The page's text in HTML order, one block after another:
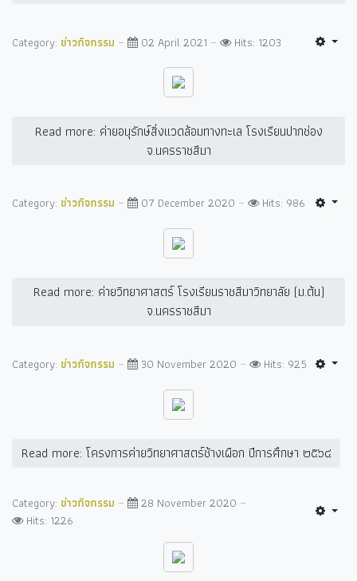
Category: ข่าวกิจกรรม 02 April 2021 Hits: 1203
Read more: ค่ายอนุรักษ์สิ่งแวดล้อมทางทะเล โรงเรียนปากช่อง
จ.นครราชสีมา
Category: ข่าวกิจกรรม 07 December 2020 Hits: 986
Read more: ค่ายวิทยาศาสตร์ โรงเรียนราชสีมาวิทยาลัย (ม.ต้น)
จ.นครราชสีมา
Category: ข่าวกิจกรรม 30 November 2020 Hits: 925
Read more: โครงการค่ายวิทยาศาสตร์ช้างเผือก ปีการศึกษา ๒๕๖๔
Category: ข่าวกิจกรรม
28 November 2020
Hits: 1226